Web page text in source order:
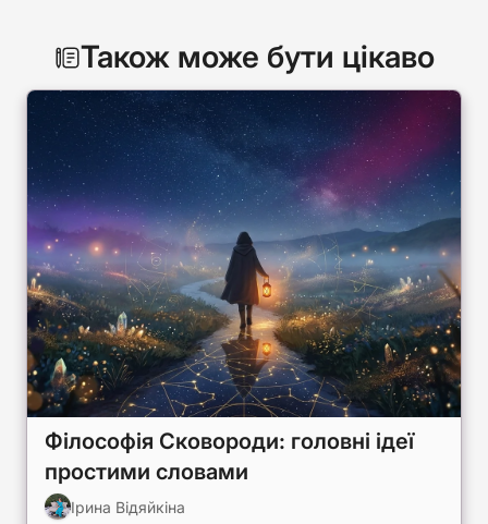
Також може бути цікаво
Філософія Сковороди: головні ідеї
простими словами
Ірина Відяйкіна